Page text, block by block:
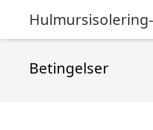
Betingelser